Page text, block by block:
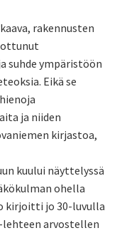
rakennusten
suhde ympäristöön
Eikä se
ja niiden
kirjastoa,
kuului näyttelyssä
ohella
kirjoitti jo 30-luvulla
lehteen arvostellen